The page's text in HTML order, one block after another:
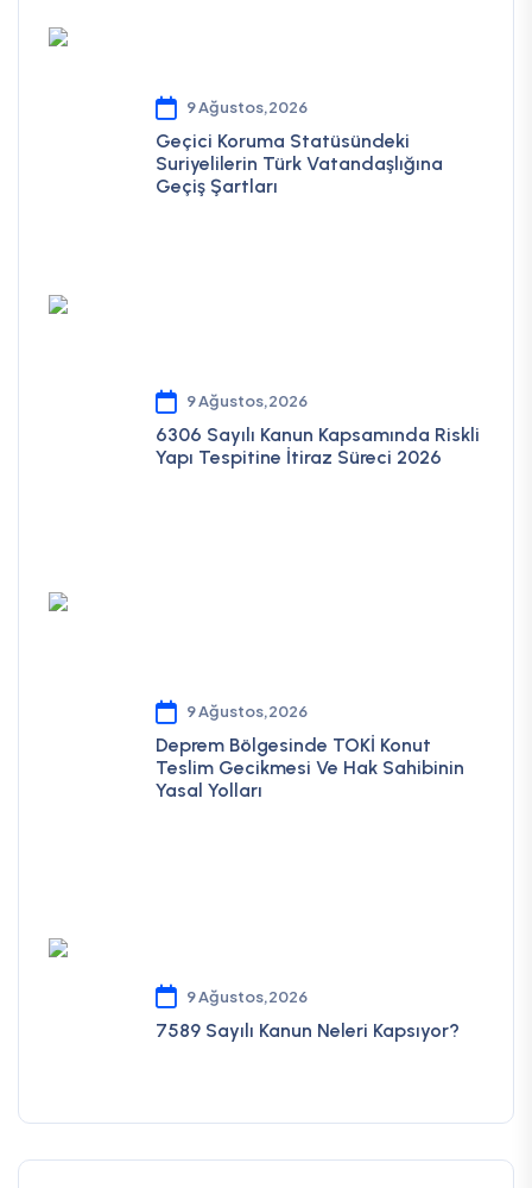
9 Ağustos,2026
Geçici Koruma Statüsündeki
Suriyelilerin Türk Vatandaşlığına
Geçiş Şartları
9 Ağustos,2026
6306 Sayılı Kanun Kapsamında Riskli
Yapı Tespitine İtiraz Süreci 2026
9 Ağustos,2026
Deprem Bölgesinde TOKİ Konut
Teslim Gecikmesi Ve Hak Sahibinin
Yasal Yolları
9 Ağustos,2026
7589 Sayılı Kanun Neleri Kapsıyor?